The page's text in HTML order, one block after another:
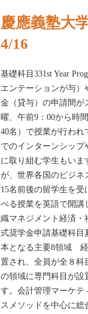
慶應義塾大
4/16
基礎科目331st Year
エンテーションが与）
金（貸与）の申請間が
曜、午前9：00から時
40名）で授業が行わ
でのインターンシップ
に取り組む学生もいま
が、世界各国のビジネ
15名前後の留学生を
べる授業を英語で開講
織マネジメント経済・
式奨学金申請基礎科目
本となる主要8領域 経
置され、全員が全８科
の領域に専門科目が設
す。会計管理マーケテ
スメソッドを中心に総